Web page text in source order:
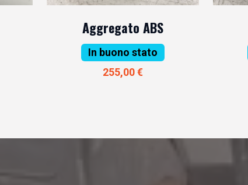
Aggregato ABS
In buono stato
255,00 €